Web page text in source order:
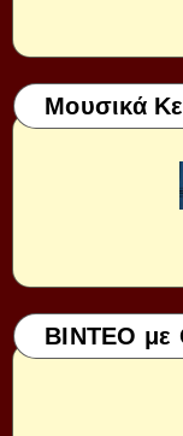
Μουσικά
ΒΙΝΤΕΟ με